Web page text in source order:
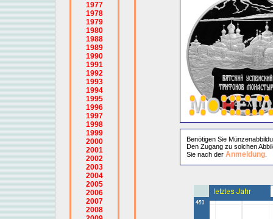
1977
1978
1979
1980
1988
1989
1990
1991
1992
1993
1994
1995
1996
1997
1998
1999
2000
2001
2002
2003
2004
2005
2006
2007
2008
Benötigen Sie
Den Zugang zu solchen
Sie nach der Anmeldung.